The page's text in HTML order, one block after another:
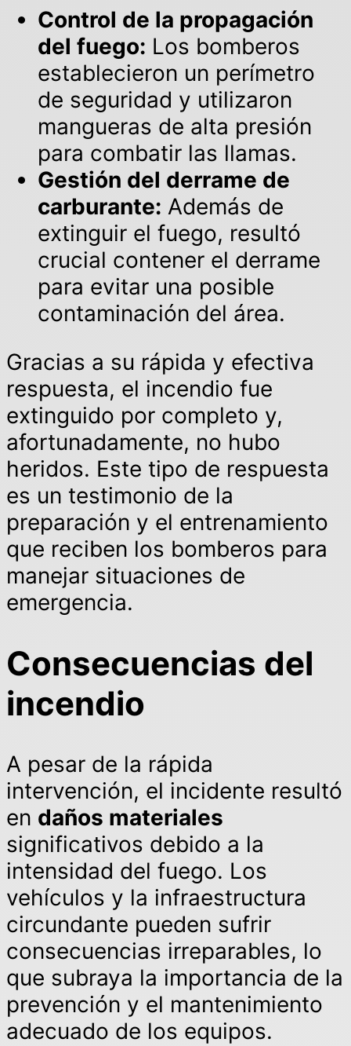
Control de la propagación
del fuego: Los bomberos
establecieron un perímetro
de seguridad y utilizaron
mangueras de alta presión
para combatir las llamas.
Gestión del derrame de
carburante: Además de
extinguir el fuego, resultó
crucial contener el derrame
para evitar una posible
contaminación del área.
Gracias a su rápida y efectiva
respuesta, el incendio fue
extinguido por completo y,
afortunadamente, no hubo
heridos. Este tipo de respuesta
es un testimonio de la
preparación y el entrenamiento
que reciben los bomberos para
manejar situaciones de
emergencia.
Consecuencias del
incendio
A pesar de la rápida
intervención, el incidente resultó
en daños materiales
significativos debido a la
intensidad del fuego. Los
vehículos y la infraestructura
circundante pueden sufrir
consecuencias irreparables, lo
que subraya la importancia de la
prevención y el mantenimiento
adecuado de los equipos.